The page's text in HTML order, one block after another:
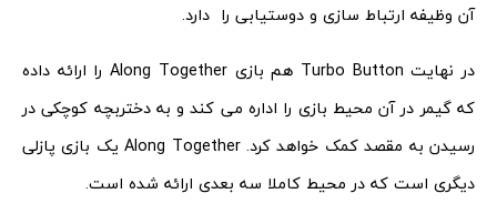
آن وظیفه ارتباط سازی و دوستیابی را دارد.
در نهایت Turbo Button هم بازی Along Together را ارائه داده
که گیمر در آن محیط بازی را اداره می کند و به دختربچه کوچکی در
رسیدن به مقصد کمک خواهد کرد. Along Together یک بازی پازلی
دیگری است که در محیط کاملا سه بعدی ارائه شده است.